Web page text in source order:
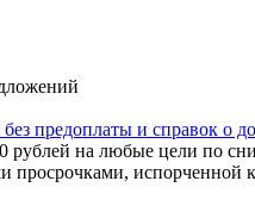
предоплаты и справок о
на любые цели по
просрочками,